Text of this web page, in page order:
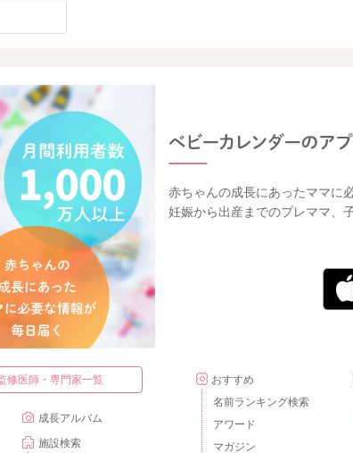
赤ちゃんの成長にあったママに
妊娠から出産までのプレママ、
修医師・専門家一覧
成長アルバム
施設検索
おすすめ
名前ランキング検索
アワード
マガジン